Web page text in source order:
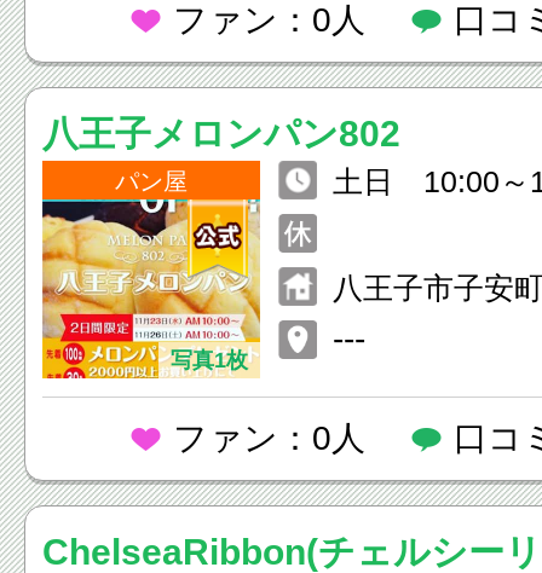
ファン：0人 口コ
八王子メロンパン802
パン屋
写真1枚
土日 10:00～
八王子市子安
---
ファン：0人 口コ
ChelseaRibbon(チェルシー